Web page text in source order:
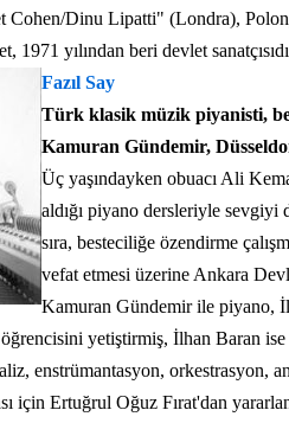
Dinu Lipatti" (Londra),
1971 yılından beri devlet
Fazıl Say
Türk klasik müzik piyanisti,
Kamuran Gündemir,
Üç yaşındayken obuacı Ali
aldığı piyano dersleriyle sevgiyi
sıra, besteciliğe özendirme
vefat etmesi üzerine Ankara
Kamuran Gündemir ile piyano,
yetiştirmiş, İlhan Baran ise
enstrümantasyon, orkestrasyon,
için Ertuğrul Oğuz Fırat'dan